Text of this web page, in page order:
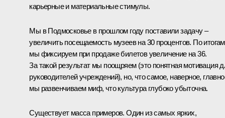
карьерные и материальные стимулы.
Мы в Подмосковье в прошлом году поставили задачу –
увеличить посещаемость музеев на 30 процентов. По итогам
мы фиксируем при продаже билетов увеличение на 36.
За такой результат мы поощряем (это понятная мотивация
руководителей учреждений), но, что самое, наверное,
мы развенчиваем миф, что культура глубоко убыточна.
Существует масса примеров. Один из самых ярких,